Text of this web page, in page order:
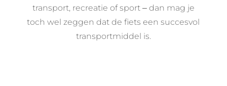
transport, recreatie of sport ‒ dan mag je
toch wel zeggen dat de fiets een succesvol
transportmiddel is.